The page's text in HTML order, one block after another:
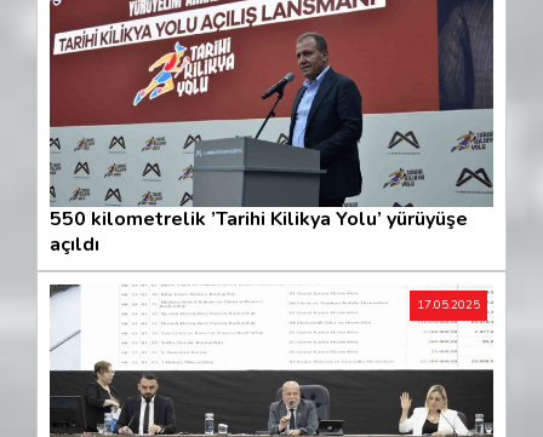
550 kilometrelik ’Tarihi Kilikya Yolu’ yürüyüşe
açıldı
17.05.2025